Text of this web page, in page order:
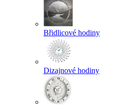
Břidlicové hodiny
Dizajnové hodiny